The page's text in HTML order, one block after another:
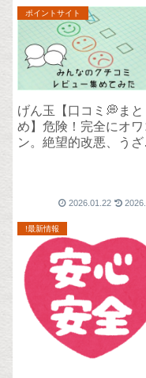
ポイントサイト
げん玉【口コミ💭まと
め】危険！完全にオワ
ン。絶望的改悪、うざ
2026.01.22
!最新情報